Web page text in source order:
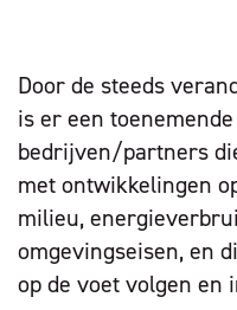
Door de steeds
is er een
bedrijven/partners
met ontwikkelingen
milieu,
omgevingseisen, en
op de voet volgen en